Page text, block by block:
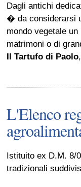
Dagli antichi
� da considerarsi
mondo vegetale
matrimoni o di
Il Tartufo di Paolo
L'Elenco
Istituito ex D.M. 8/
tradizionali